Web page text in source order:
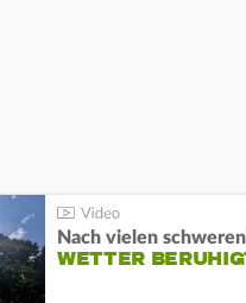
Nach vielen
WETTER